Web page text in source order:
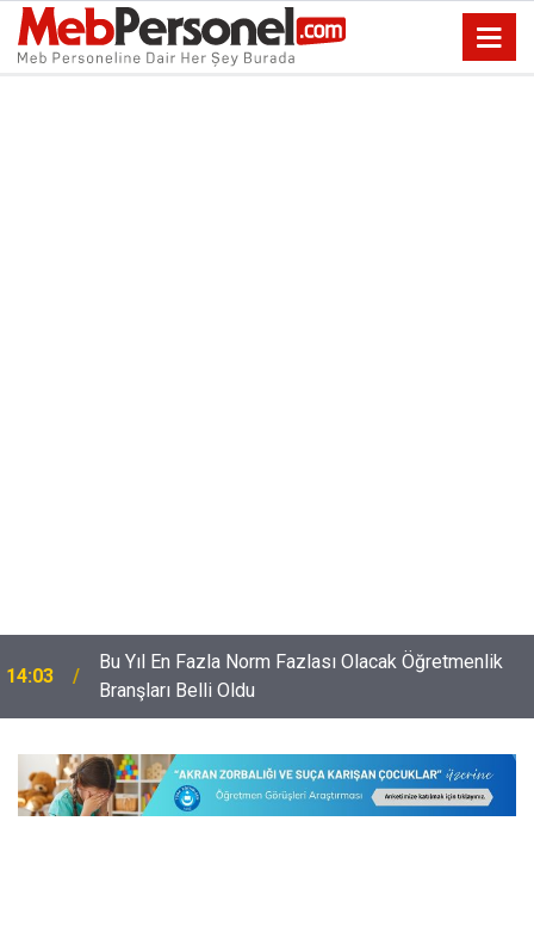
14:03
Bu Yıl En Fazla Norm Fazlası Olacak Öğretmenlik
Branşları Belli Oldu